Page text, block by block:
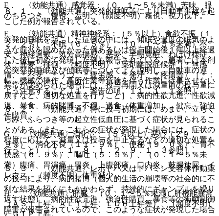
８．１． 〈効能共通〉突発的睡眠等により自動車事故を起
こした例が報告されている。
突発的睡眠を起こした症例の中には、傾眠や過度の眠気のよ
うな前兆を認めなかった例あるいは投与開始後１年以上経過
した後に初めて発現した例も報告されている。患者には本剤
の突発的睡眠及び傾眠等についてよく説明し、自動車の運
転、機械の操作、高所作業等危険を伴う作業に従事させない
よう注意すること〔１．警告の項、１１．１．１参照〕。
８．２． 〈効能共通〉特に投与初期には、めまい、立ちく
らみ、ふらつき等の起立性低血圧に基づく症状が見られるこ
とがある（また、これらの症状が発現した場合には、症状の
程度に応じて、減量又は投与を中止するなどの適切な処置を
行うこと）〔７．１、９．１．２、９．１．３参照〕。
８．３． 〈効能共通〉レボドパ又はドパミン受容体作動薬
の投与により、病的賭博（個人的生活の崩壊等の社会的に不
利な結果を招くにもかかわらず、持続的にギャンブルを繰り
返す状態）、病的性欲亢進、強迫性購買、暴食等の衝動制御
障害が報告されているので、このような症状が発現した場合
E． 〈効能共通〉感覚器：（０．１〜５％未満）苦味、眼
のちらつき、複視、羞明、（頻度不明）霧視、視力低下。
F． 〈効能共通〉精神神経系：（５％以上）食欲不振（１
２．２％）、不眠（６．５％）、（０．１〜５％未満）不
安、神経過敏、気分高揚感、悪夢、早朝覚醒、ねぼけ様症
状、異夢、徘徊、（頻度不明）＊薬剤離脱症候群（＊無感
情、＊不安、＊うつ、＊疲労感、＊発汗、＊疼痛等）［＊：
異常が認められた場合には、投与再開又は減量前の投与量に
戻すなど、適切な処置を行うこと］、病的性欲亢進、性欲減
退、暴食、病的賭博、不穏、過食（体重増加）、健忘、強迫
性購買。
G． 〈効能共通〉消化管：（５％以上）悪心（２９．
９％）、消化不良（１１．９％）、便秘（９．０％）、胃不
快感（６．９％）、嘔吐（５．９％）、（０．１〜５％未
満）腹痛、胃潰瘍、胃炎、上腹部痛、口内炎、鼓腸放屁、イ
レウス、（頻度不明）体重減少。
H． 〈効能共通〉肝臓：（０．１〜５％未満）肝機能異常
（ＡＳＴ上昇、ＡＬＴ上昇、ＬＤＨ上昇等）、（頻度不明）
γ−ＧＴＰ上昇。